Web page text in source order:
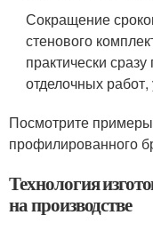
Сокращение
стенового
практически
отделочных
Посмотрите
профилированного
Технология
на производстве